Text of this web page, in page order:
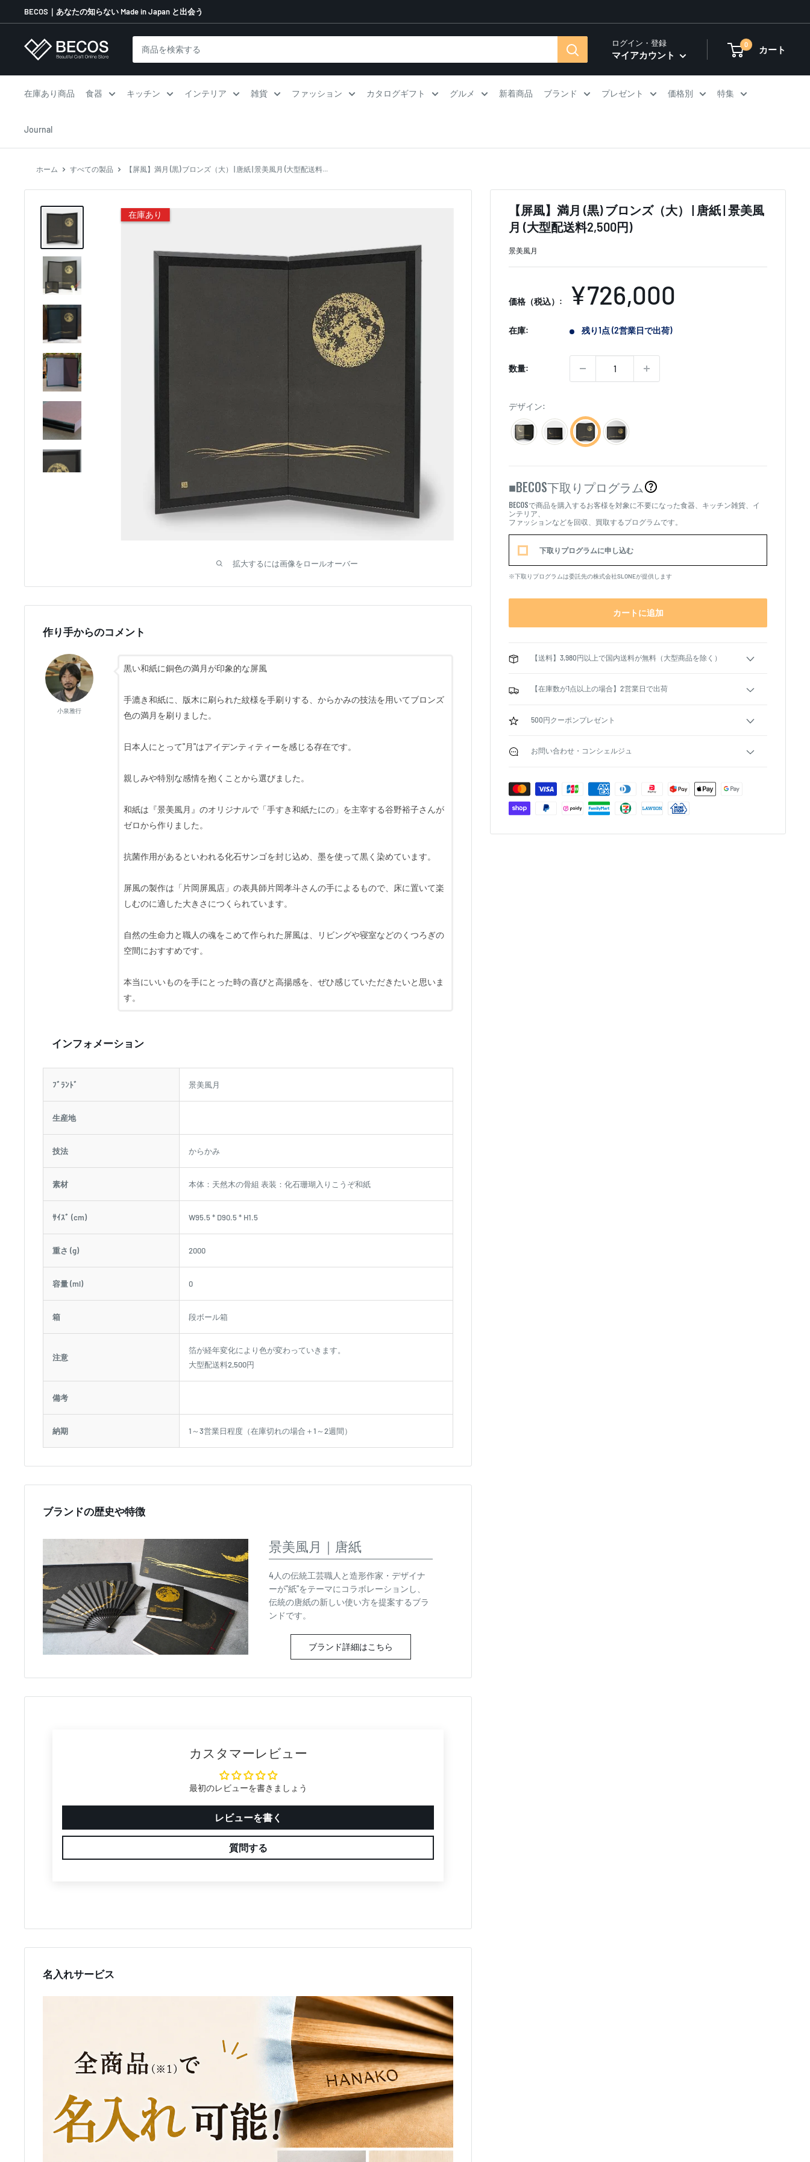
ン
プ
BECOS｜あなたの知らない Made in Japan と出会う
伝
工
芸
な
ログイン・登録
マイアカウント
0 カート
在庫あり商品 食器 キッチン インテリア 雑貨 ファッション カタログギフト グルメ 新着商品 ブランド プレゼント 価格別 特集
Journal
ホーム すべての製品 【屏風】満月 (黒) ブロンズ（大） | 唐紙 | 景美風月 (大型配送料...
在庫あり
拡大するには画像をロールオーバー
【屏風】満月 (黒) ブロンズ（大） | 唐紙 | 景美風
月 (大型配送料2,500円)
景美風月
価格（税込）:
販
売
価
格
¥726,000
在庫: 残り1点 (2営業日で出荷)
数量:
デザイン:
■BECOS下取りプログラム
BECOSで商品を購入するお客様を対象に不要になった食器、キッチン雑貨、イ
ンテリア、
ファッションなどを回収、買取するプログラムです。
下取りプログラムに申し込む
※下取りプログラムは委託先の株式会社SLONEが提供します
カートに追加
【送料】3,980円以上で国内送料が無料（大型商品を除く）
【在庫数が1点以上の場合】2営業日で出荷
500円クーポンプレゼント
お問い合わせ・コンシェルジュ
作り手からのコメント
小泉雅行
黒い和紙に銅色の満月が印象的な屏風
手漉き和紙に、版木に刷られた紋様を手刷りする、からかみの技法を用いてブロンズ
色の満月を刷りました。
日本人にとって"月"はアイデンティティーを感じる存在です。
親しみや特別な感情を抱くことから選びました。
和紙は『景美風月』のオリジナルで「手すき和紙たにの」を主宰する谷野裕子さんが
ゼロから作りました。
抗菌作用があるといわれる化石サンゴを封じ込め、墨を使って黒く染めています。
屏風の製作は「片岡屏風店」の表具師片岡孝斗さんの手によるもので、床に置いて楽
しむのに適した大きさにつくられています。
自然の生命力と職人の魂をこめて作られた屏風は、リビングや寝室などのくつろぎの
空間におすすめです。
本当にいいものを手にとった時の喜びと高揚感を、ぜひ感じていただきたいと思いま
す。
インフォメーション
ﾌﾞﾗﾝﾄﾞ 景美風月
生産地
技法 からかみ
素材 本体：天然木の骨組 表装：化石珊瑚入りこうぞ和紙
ｻｲｽﾞ (cm) W95.5 * D90.5 * H1.5
重さ (g) 2000
容量 (ml) 0
箱 段ボール箱
注意
箔が経年変化により色が変わっていきます。
大型配送料2,500円
備考
納期 1～3営業日程度（在庫切れの場合＋1～2週間）
ブランドの歴史や特徴
景美風月｜唐紙
4人の伝統工芸職人と造形作家・デザイナ
ーが"紙"をテーマにコラボレーションし、
伝統の唐紙の新しい使い方を提案するブラ
ンドです。
ブランド詳細はこちら
カスタマーレビュー
最初のレビューを書きましょう
レビューを書く
質問する
名入れサービス